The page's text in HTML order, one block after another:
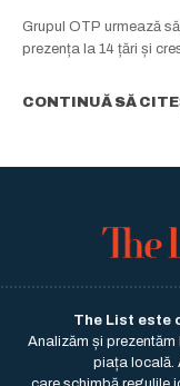
Grupul OTP urmează
prezența la 14 țări și
CONTINUĂ SĂ
The List este
Analizăm și
piața locală.